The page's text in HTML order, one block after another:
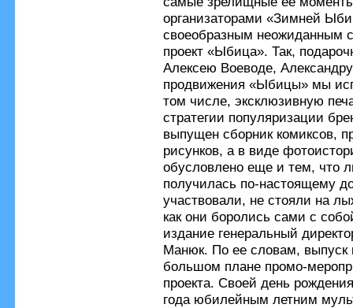
организаторами «Зимней
своеобразным неожиданным
проект «Ыбица». Так,
Алексею Воеводе,
продвижения «Ыбицы» мы
том числе, эксклюзивную
стратегии популяризации
выпущен сборник комиксов,
рисунков, а в виде
обусловлено еще и тем, что
получилась по-настоящему
участвовали, не стояли на
как они боролись сами с
издание генеральный
Манюк. По ее словам, выпуск
большом плане промо-
проекта. Своей день
года юбилейным летним